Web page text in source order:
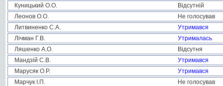
Куницький О.О.
Відсутній
Леонов О.О.
Не голосував
Литвиненко С.А.
Утримався
Лічман Г.В.
Утрималась
Ляшенко А.О.
Відсутня
Мандзій С.В.
Утримався
Марусяк О.Р.
Утримався
Марчук І.П.
Не голосував